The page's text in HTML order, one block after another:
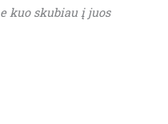
kuo skubiau į juos